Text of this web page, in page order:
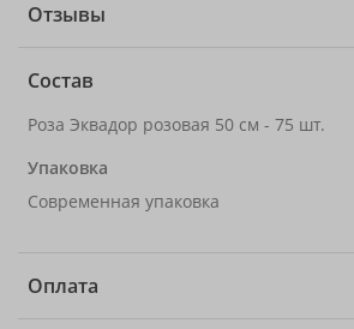
Отзывы
Состав
Роза Эквадор розовая 50 см - 75 шт.
Упаковка
Современная упаковка
Оплата